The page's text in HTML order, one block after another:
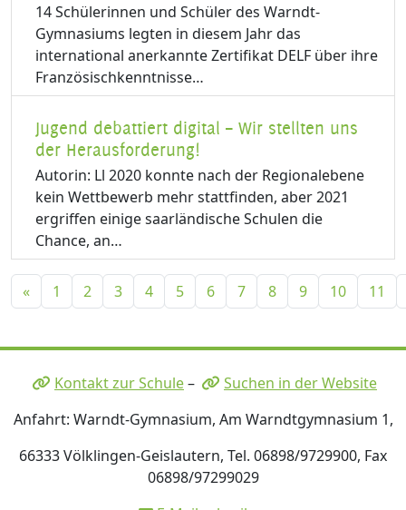
14 Schülerinnen und Schüler des Warndt-
Gymnasiums legten in diesem Jahr das
international anerkannte Zertifikat DELF über ihre
Französischkenntnisse…
Jugend debattiert digital – Wir stellten uns
der Herausforderung!
Autorin: Ll 2020 konnte nach der Regionalebene
kein Wettbewerb mehr stattfinden, aber 2021
ergriffen einige saarländische Schulen die
Chance, an…
« 1 2 3 4 5 6 7 8 9 10 11
Kontakt zur Schule–
Suchen in der Website
Anfahrt: Warndt-Gymnasium, Am Warndtgymnasium 1,
66333 Völklingen-Geislautern, Tel. 06898/9729900, Fax
06898/97299029